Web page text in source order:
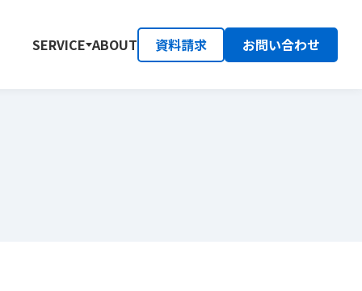
SERVICE ABOUT 資料請求 お問い合わせ